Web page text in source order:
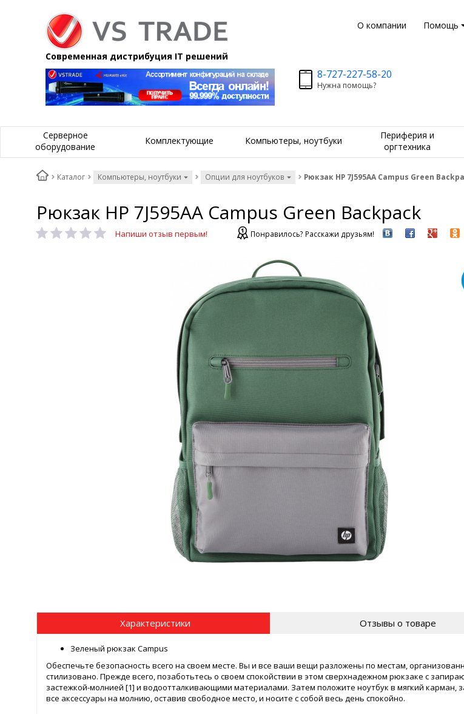
О компании Помощь
Современная дистрибуция IT решений
8-727-227-58-20
Нужна помощь?
Серверное
оборудование
Комплектующие Компьютеры, ноутбуки
Периферия и
оргтехника
Каталог Компьютеры, ноутбуки Опции для ноутбуков Рюкзак HP 7J595AA Campus Green
Рюкзак HP 7J595AA Campus Green Backpack
Напиши отзыв первым! Понравилось? Расскажи друзьям!
Характеристики Отзывы о товаре
Зеленый рюкзак Campus
Обеспечьте безопасность всего на своем месте. Вы и все ваши вещи разложены по местам,
стилизовано. Прежде всего, позаботьтесь о своем спокойствии в этом сверхнадежном рюкзаке с
застежкой-молнией [1] и водоотталкивающими материалами. Затем положите ноутбук в мягкий карман,
все аксессуары на молнию, оставив свободное место, и носите с собой весь день спокойно.